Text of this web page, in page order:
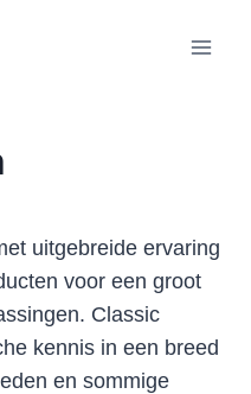
uitgebreide ervaring
voor een groot
Classic
kennis in een breed
en sommige